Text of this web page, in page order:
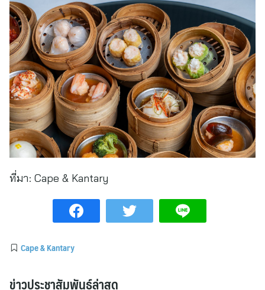
ที่มา: Cape & Kantary
Cape & Kantary
ข่าวประชาสัมพันธ์ล่าสุด